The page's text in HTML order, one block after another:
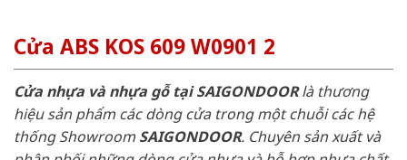
Cửa ABS KOS 609 W0901 2
Cửa nhựa và nhựa gỗ tại SAIGONDOORlà thương
hiệu sản phẩm các dòng cửa trong một chuỗi các hệ
thống ShowroomSAIGONDOOR. Chuyên sản xuất và